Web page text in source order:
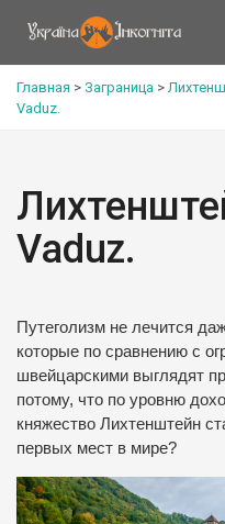
Главная > Заграница >
Vaduz.
Vaduz.
Путеголизм не лечится
которые по сравнению с
швейцарскими выглядят
потому, что по уровню
княжество Лихтенштейн
первых мест в мире?